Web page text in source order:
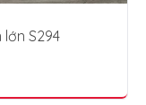
S294